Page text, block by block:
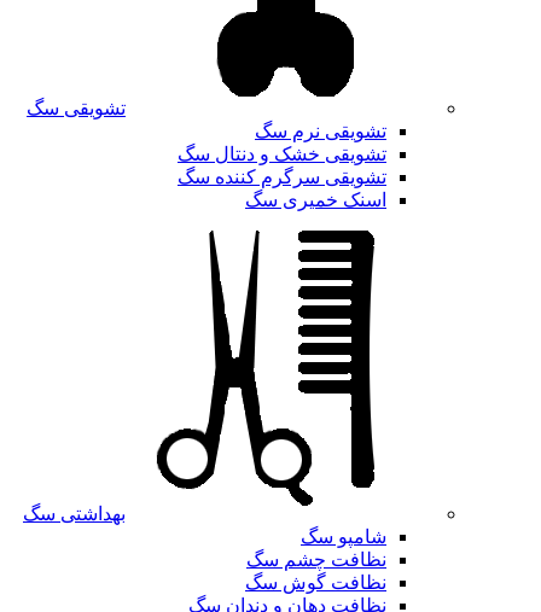
تشویقی سگ
تشویقی نرم سگ
تشویقی خشک و دنتال سگ
تشویقی سرگرم کننده سگ
اسنک خمیری سگ
بهداشتی سگ
شامپو سگ
نظافت چشم سگ
نظافت گوش سگ
نظافت دهان و دندان سگ